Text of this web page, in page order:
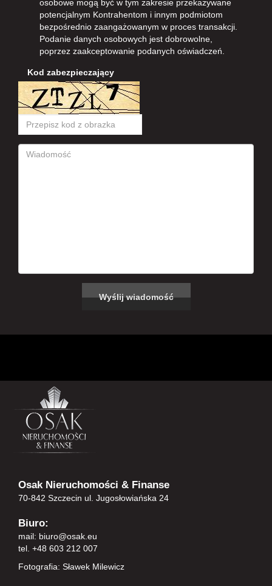
osobowe mogą być w tym zakresie przekazywane
potencjalnym Kontrahentom i innym podmiotom
bezpośrednio zaangażowanym w proces transakcji.
Podanie danych osobowych jest dobrowolne,
poprzez zaakceptowanie podanych oświadczeń.
Kod zabezpieczający
Osak Nieruchomości & Finanse
70-842 Szczecin ul. Jugosłowiańska 24
Biuro:
mail: biuro@osak.eu
tel. +48 603 212 007
Fotografia: Sławek Milewicz